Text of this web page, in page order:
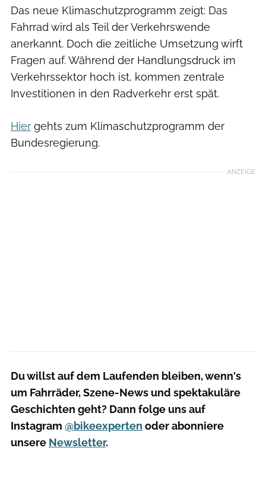
Das neue Klimaschutzprogramm zeigt: Das
Fahrrad wird als Teil der Verkehrswende
anerkannt. Doch die zeitliche Umsetzung wirft
Fragen auf. Während der Handlungsdruck im
Verkehrssektor hoch ist, kommen zentrale
Investitionen in den Radverkehr erst spät.
Hier gehts zum Klimaschutzprogramm der
Bundesregierung.
ANZEIGE
Du willst auf dem Laufenden bleiben, wenn's
um Fahrräder, Szene-News und spektakuläre
Geschichten geht? Dann folge uns auf
Instagram @bikeexperten oder abonniere
unsere Newsletter.